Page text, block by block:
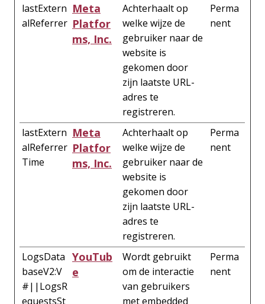
lastExtern
alReferrer
Meta
Platfor
ms, Inc.
Achterhaalt op
welke wijze de
gebruiker naar de
website is
gekomen door
zijn laatste URL-
adres te
registreren.
Perma
nent
lastExtern
alReferrer
Time
Meta
Platfor
ms, Inc.
Achterhaalt op
welke wijze de
gebruiker naar de
website is
gekomen door
zijn laatste URL-
adres te
registreren.
Perma
nent
LogsData
baseV2:V
#||LogsR
equestsSt
YouTub
e
Wordt gebruikt
om de interactie
van gebruikers
met embedded
Perma
nent